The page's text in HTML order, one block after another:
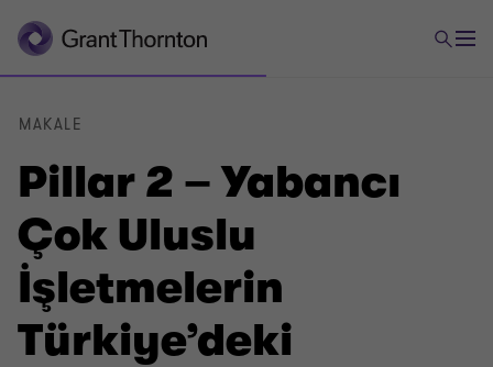
Pillar 2 – Yabancı
Çok Uluslu
İşletmelerin
Türkiye’deki
MAKALE